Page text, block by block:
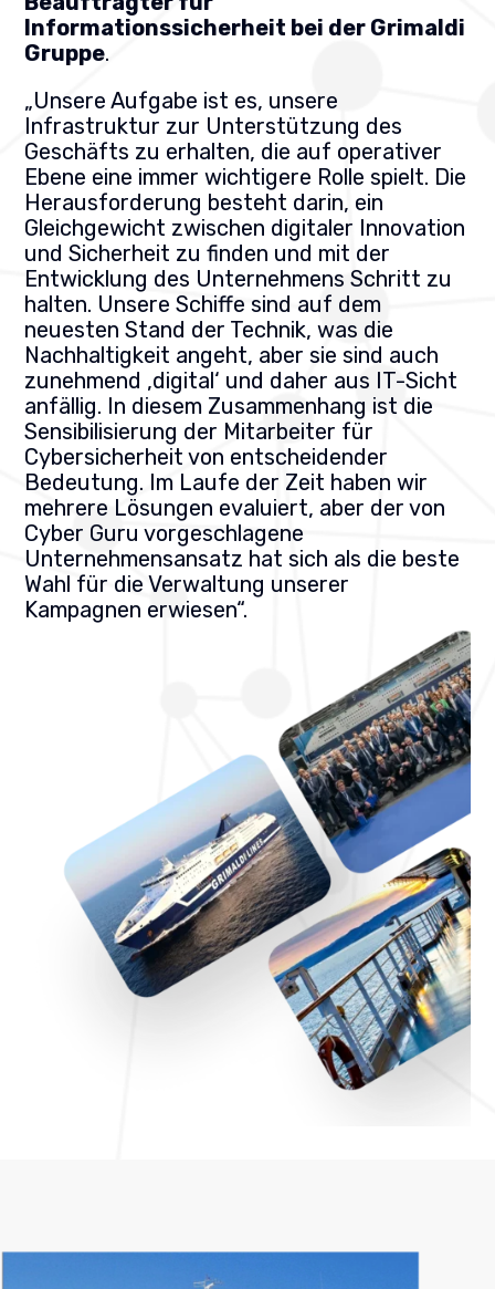
Informationssicherheit bei der Grimaldi
Gruppe.
„Unsere Aufgabe ist es, unsere
Infrastruktur zur Unterstützung des
Geschäfts zu erhalten, die auf operativer
Ebene eine immer wichtigere Rolle spielt. Die
Herausforderung besteht darin, ein
Gleichgewicht zwischen digitaler Innovation
und Sicherheit zu finden und mit der
Entwicklung des Unternehmens Schritt zu
halten. Unsere Schiffe sind auf dem
neuesten Stand der Technik, was die
Nachhaltigkeit angeht, aber sie sind auch
zunehmend ‚digital‘ und daher aus IT-Sicht
anfällig. In diesem Zusammenhang ist die
Sensibilisierung der Mitarbeiter für
Cybersicherheit von entscheidender
Bedeutung. Im Laufe der Zeit haben wir
mehrere Lösungen evaluiert, aber der von
Cyber Guru vorgeschlagene
Unternehmensansatz hat sich als die beste
Wahl für die Verwaltung unserer
Kampagnen erwiesen“.